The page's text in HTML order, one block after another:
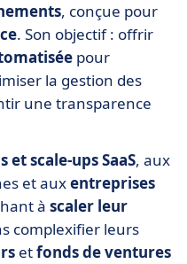
, conçue pour
. Son objectif : offrir
pour
la gestion des
une transparence
et scale-ups SaaS, aux
et auxentreprises
à scaler leur
complexifier leurs
etfonds de ventures